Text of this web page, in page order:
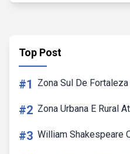
Top Post
#1 Zona Sul De Fortaleza
#2 Zona Urbana E Rural
#3 William Shakespeare